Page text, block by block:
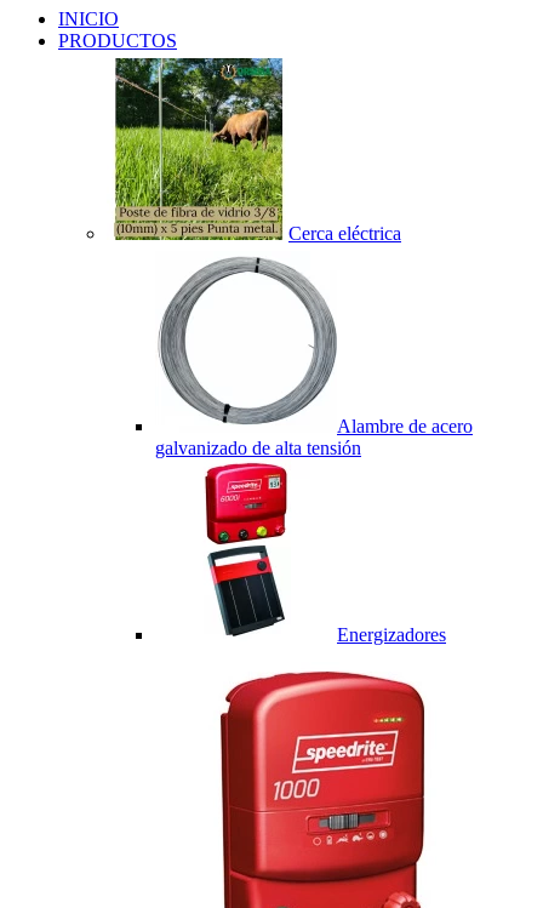
INICIO
PRODUCTOS
Cerca eléctrica
Alambre de acero
galvanizado de alta tensión
Energizadores